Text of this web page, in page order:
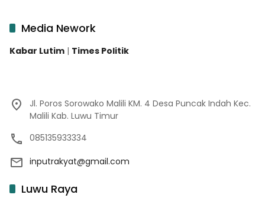
Media Nework
Kabar Lutim | Times Politik
Jl. Poros Sorowako Malili KM. 4 Desa Puncak Indah Kec.
Malili Kab. Luwu Timur
085135933334
inputrakyat@gmail.com
Luwu Raya